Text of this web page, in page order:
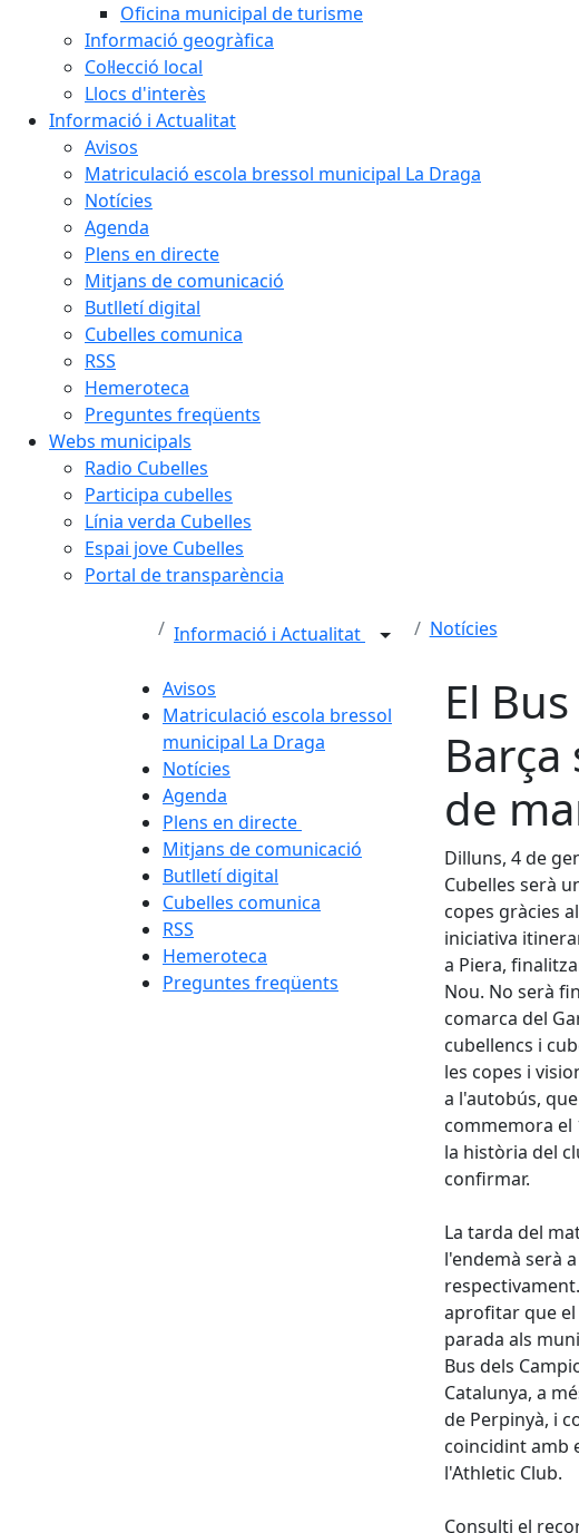
Oficina municipal de turisme
Informació geogràfica
Col·lecció local
Llocs d'interès
Informació i Actualitat
Avisos
Matriculació escola bressol municipal La Draga
Notícies
Agenda
Plens en directe
Mitjans de comunicació
Butlletí digital
Cubelles comunica
RSS
Hemeroteca
Preguntes freqüents
Webs municipals
Radio Cubelles
Participa cubelles
Línia verda Cubelles
Espai jove Cubelles
Portal de transparència
Informació i Actualitat Notícies
Avisos
Matriculació escola bressol
municipal La Draga
Notícies
Agenda
Plens en directe
Mitjans de comunicació
Butlletí digital
Cubelles comunica
RSS
Hemeroteca
Preguntes freqüents
El
Barça
de
Dilluns, 4 de
Cubelles serà
copes gràcies
iniciativa
a Piera,
Nou. No serà
comarca del
cubellencs i
les copes i
a l'autobús,
commemora el
la història del
confirmar.
La tarda del
l'endemà serà
aprofitar que el
parada als
Bus dels
Catalunya, a
de Perpinyà, i
coincidint amb
l'Athletic Club.
Consulti el